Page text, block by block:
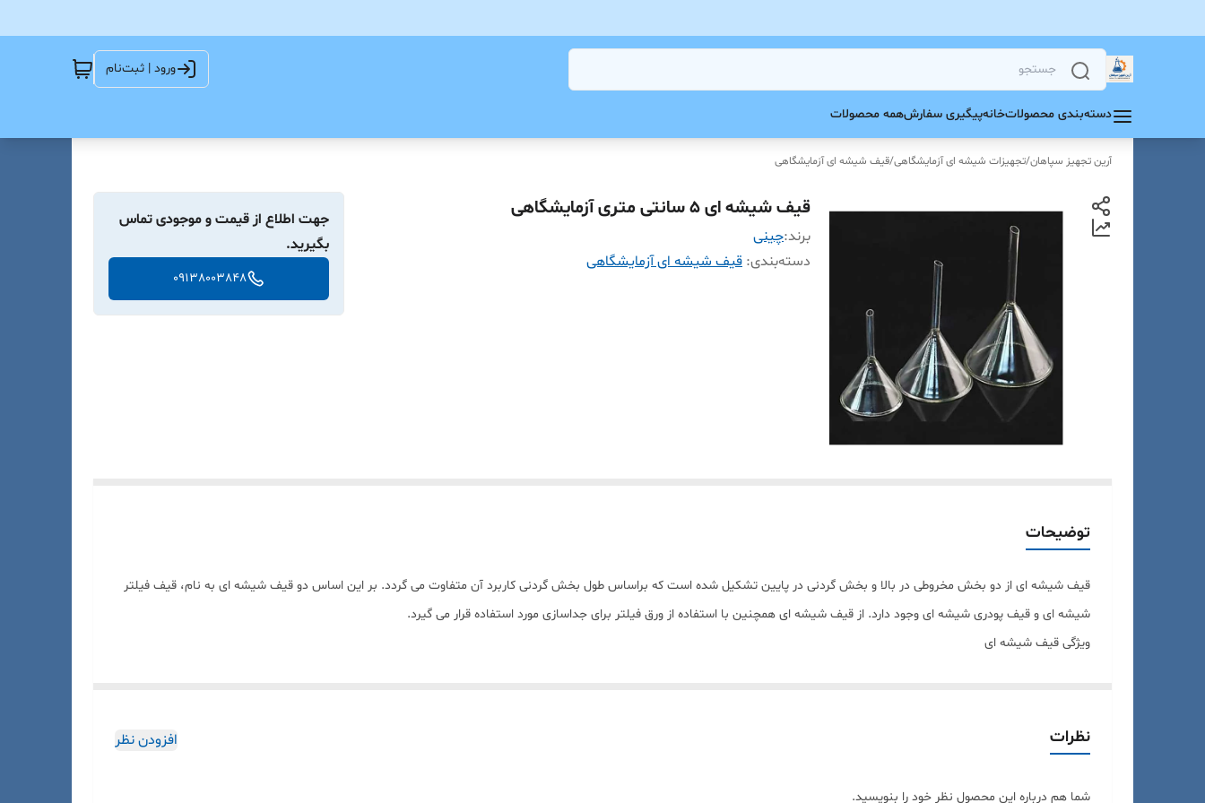
ورود | ثبت‌نام
دسته‌بندی محصولاتخانهپیگیری سفارشهمه محصولات
آرین تجهیز سپاهان/تجهیزات شیشه ای آزمایشگاهی/قیف شیشه ای آزمایشگاهی
قیف شیشه ای 5 سانتی متری آزمایشگاهی
برند:چینی
دسته‌بندی: قیف شیشه ای آزمایشگاهی
جهت اطلاع از قیمت و موجودی تماس
بگیرید.
09138003848
توضیحات
قیف شیشه ای از دو بخش مخروطی در بالا و بخش گردنی در پایین تشکیل شده است که براساس طول بخش گردنی کاربرد آن متفاوت می گردد. بر این اساس دو قیف شیشه ای به نام، قیف فیلتر
شیشه ای و قیف پودری شیشه ای وجود دارد. از قیف شیشه ای همچنین با استفاده از ورق فیلتر برای جداسازی مورد استفاده قرار می گیرد.
ویژگی قیف شیشه ای
برای انتقال مایعاتنظرات افزودن نظر
شما هم درباره این محصول نظر خود را بنویسید.